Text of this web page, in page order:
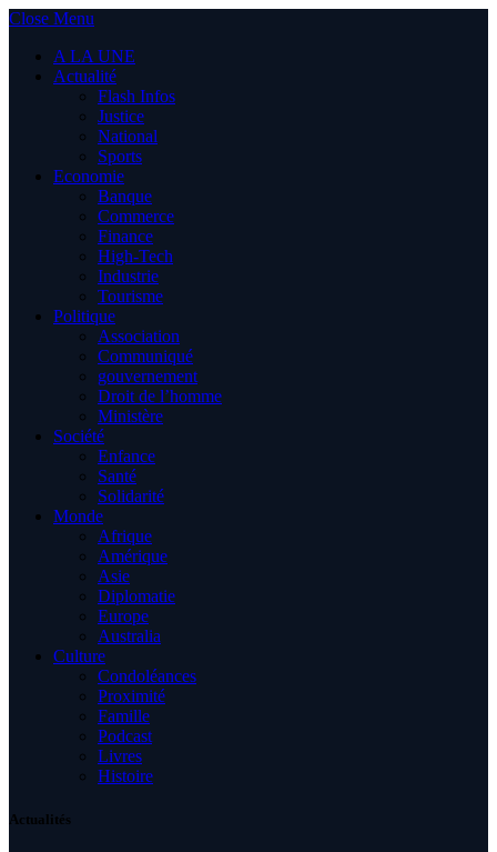
Close Menu
A LA UNE
Actualité
Flash Infos
Justice
National
Sports
Economie
Banque
Commerce
Finance
High-Tech
Industrie
Tourisme
Politique
Association
Communiqué
gouvernement
Droit de l’homme
Ministère
Société
Enfance
Santé
Solidarité
Monde
Afrique
Amérique
Asie
Diplomatie
Europe
Australia
Culture
Condoléances
Proximité
Famille
Podcast
Livres
Histoire
Actualités